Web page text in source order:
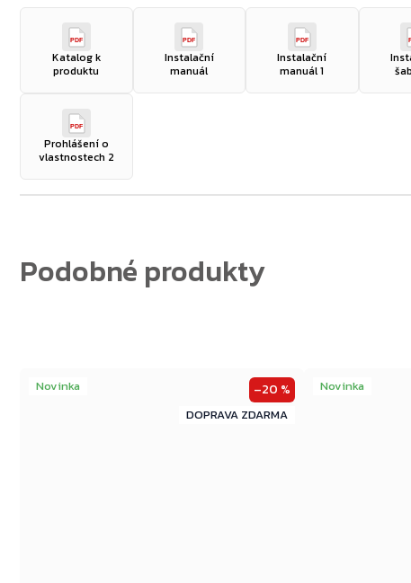
PDF
Katalog k
produktu
PDF
Instalační
manuál
PDF
Instalační
manuál 1
PDF
Prohlášení o
vlastnostech 2
Novinka
ZDARMA
–20 % Novinka